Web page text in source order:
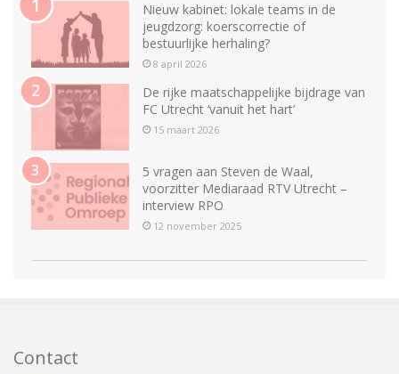
Nieuw kabinet: lokale teams in de
jeugdzorg: koerscorrectie of
bestuurlijke herhaling?
8 april 2026
De rijke maatschappelijke bijdrage van
FC Utrecht ‘vanuit het hart’
15 maart 2026
5 vragen aan Steven de Waal,
voorzitter Mediaraad RTV Utrecht –
interview RPO
12 november 2025
Contact